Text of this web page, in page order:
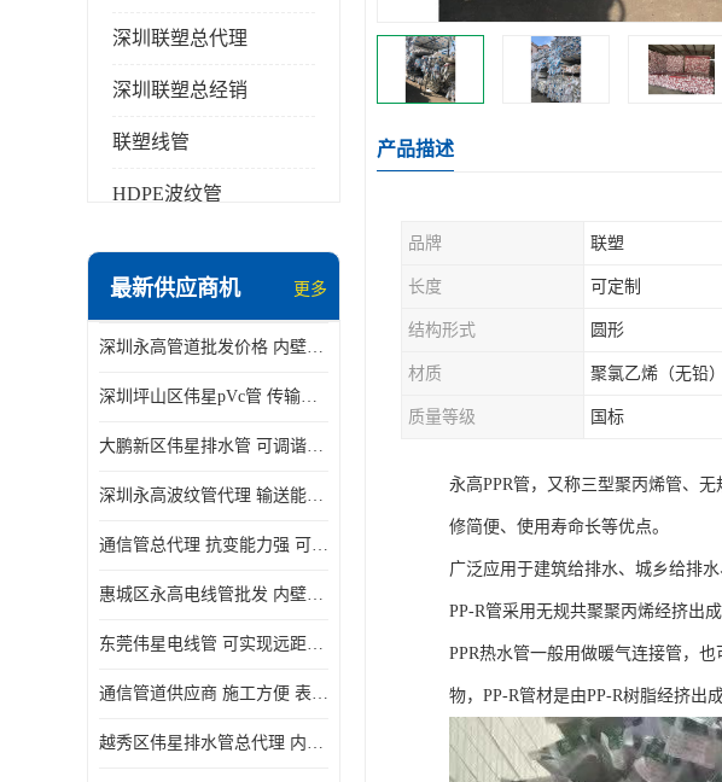
深圳联塑总代理
深圳联塑总经销
联塑线管
HDPE波纹管
最新供应商机 更多
深圳永高管道批发价格 内壁光滑 抗震性能好
深圳坪山区伟星pVc管 传输损耗小 频率稳定性好
大鹏新区伟星排水管 可调谐性好 大功率 效率高
深圳永高波纹管代理 输送能力强 可以承受高温
通信管总代理 抗变能力强 可耐强震 扭曲
惠城区永高电线管批发 内壁光滑 抗震性能好
东莞伟星电线管 可实现远距离通信 频率稳定性好
通信管道供应商 施工方便 表面电阻系数大
越秀区伟星排水管总代理 内部表面光滑 大功率 效率高
产品描述
品牌 联塑
长度 可定制
结构形式 圆形
材质 聚氯乙烯（无铅）
质量等级 国标
永高PPR管，又称三型聚丙烯管、
修简便、使用寿命长等优点。
广泛应用于建筑给排水、城乡给排
PP-R管采用无规共聚聚丙烯经挤出
PPR热水管一般用做暖气连接管，
物，PP-R管材是由PP-R树脂经挤出